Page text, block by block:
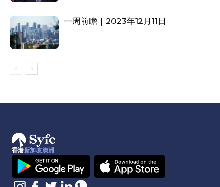
一周前瞻｜2023年12月11日
香港新加坡澳洲